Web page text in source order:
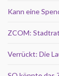
Kann eine
ZCOM:
Verrückt: Die